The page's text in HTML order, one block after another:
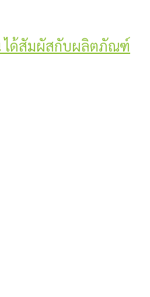
ได้สัมผัสกับผลิตภัณฑ์